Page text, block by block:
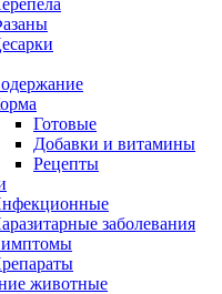
Готовые
Добавки и витамины
Рецепты
заболевания
животные